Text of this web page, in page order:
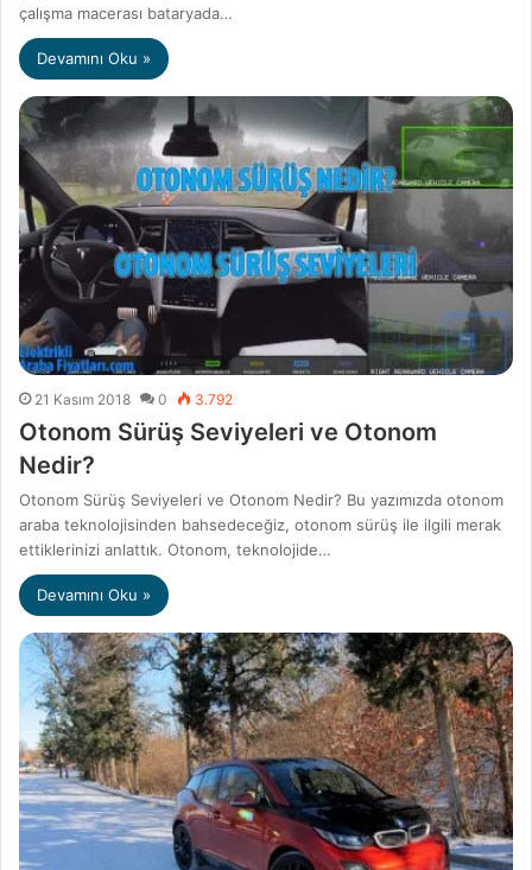
çalışma macerası bataryada…
Devamını Oku »
21 Kasım 2018 0 3.792
Otonom Sürüş Seviyeleri ve Otonom
Nedir?
Otonom Sürüş Seviyeleri ve Otonom Nedir? Bu yazımızda otonom
araba teknolojisinden bahsedeceğiz, otonom sürüş ile ilgili merak
ettiklerinizi anlattık. Otonom, teknolojide…
Devamını Oku »